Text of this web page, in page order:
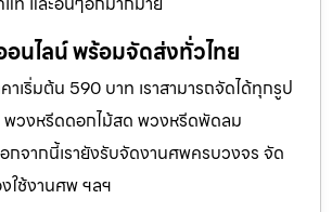
นไลน์ พร้อมจัดส่งทั่วไทย
เริ่มต้น 590 บาท เราสามารถจัดได้ทุกรูป
พวงหรีดดอกไม้สด พวงหรีดพัดลม
กจากนี้เรายังรับจัดงานศพครบวงจร จัด
ใช้งานศพ ฯลฯ